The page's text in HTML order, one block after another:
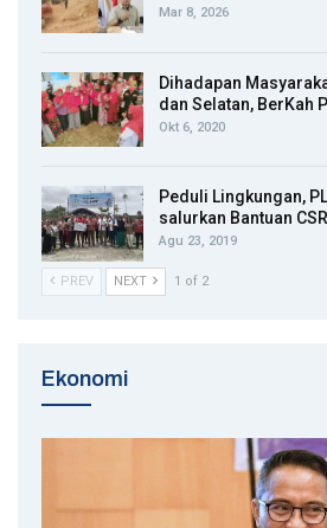
Mar 8, 2026
Dihadapan
dan Selatan, BerKah
Okt 6, 2020
Peduli Lingkungan,
salurkan Bantuan
Agu 23, 2019
PREV NEXT 1 of 2
Ekonomi